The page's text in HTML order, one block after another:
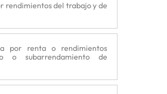
rendimientos del trabajo y de
por renta o rendimientos
o subarrendamiento de